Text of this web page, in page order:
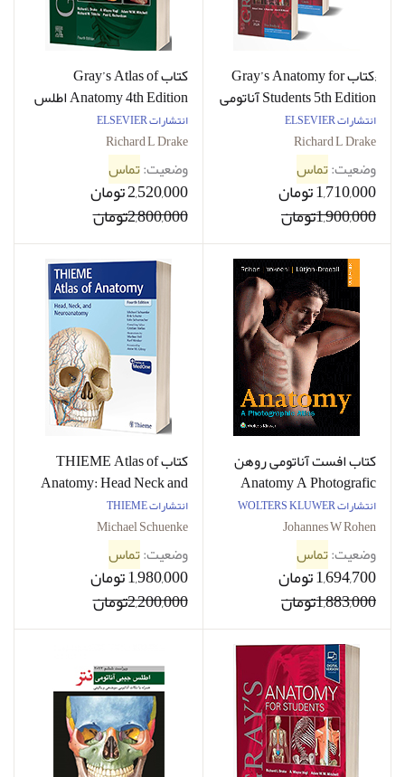
;کتاب Gray’s Anatomy for
Students 5th Edition آناتومی
گری 2024 ( دوره سه جلدی )
انتشارات ELSEVIER
Richard L Drake
وضعیت:تماس
1,710,000 تومان
1,900,000تومان
کتاب Gray’s Atlas of
Anatomy 4th Edition اطلس
آناتومی گری 2026
انتشارات ELSEVIER
Richard L Drake
وضعیت:تماس
2,520,000 تومان
2,800,000تومان
کتاب افست آناتومی روهن
Anatomy A Photografic
Atlas Rohen - Full Color
انتشارات WOLTERS KLUWER
Johannes W Rohen
وضعیت:تماس
1,694,700 تومان
1,883,000تومان
کتاب THIEME Atlas of
Anatomy: Head Neck and
آناتومی سر و گردن تیمه
2025
انتشارات THIEME
Michael Schuenke
وضعیت:تماس
1,980,000 تومان
2,200,000تومان